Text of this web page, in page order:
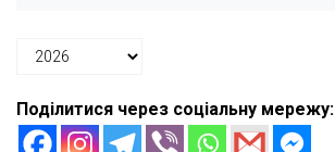
Поділитися через соціальну мережу: